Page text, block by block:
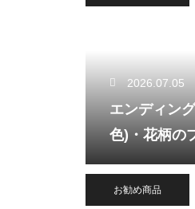
2026.07.05
エンディン
色)・花柄の
優しく演出
お勧め商品